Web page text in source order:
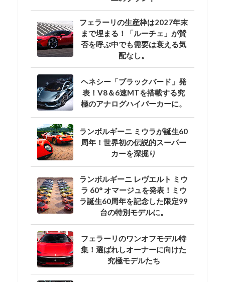
フェラーリの生産枠は2027年末
まで埋まる！「ルーチェ」が賛
否を呼ぶ中でも需要は衰える気
配なし。
ヘネシー「ブラックバード」発
表！V8＆6速MTを搭載する究
極のアナログハイパーカーに。
ランボルギーニ ミウラが誕生60
周年！世界初の伝説的スーパー
カーを深掘り
ランボルギーニ レヴエルト ミウ
ラ 60° オマージュを発表！ミウ
ラ誕生60周年を記念した限定99
台の特別モデルに。
フェラーリのワンオフモデル特
集！選ばれしオーナーに向けた
究極モデルたち